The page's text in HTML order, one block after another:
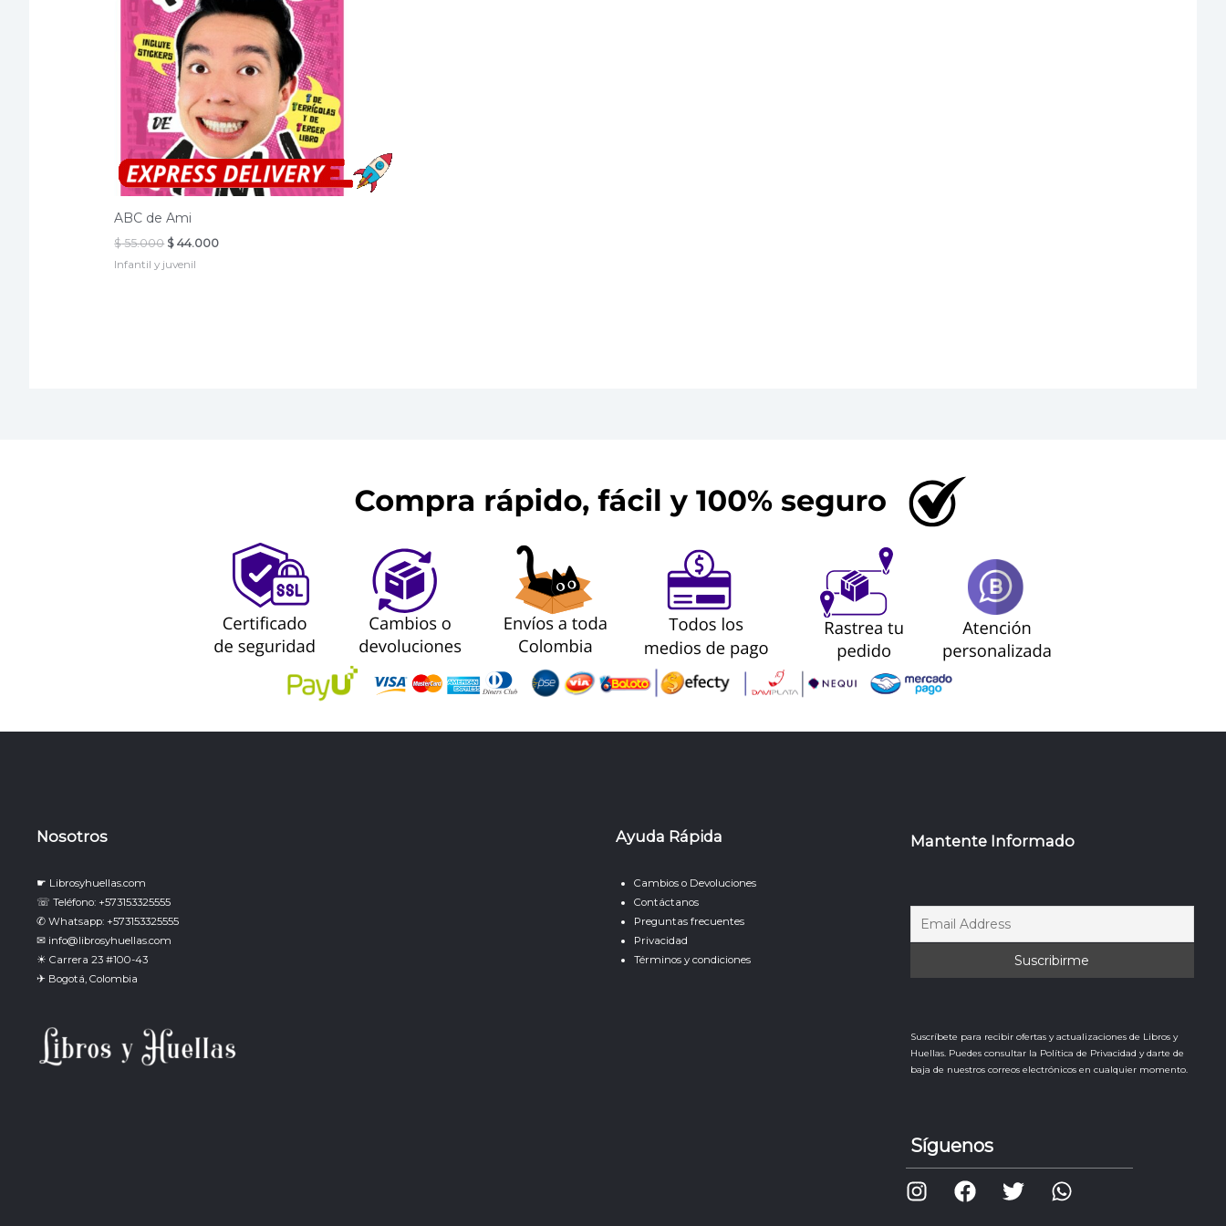
ABC de Ami
$55.000 El
original
$ 44.000El
Infantil y juvenil
Nosotros
☛ Librosyhuellas.com
☏ Teléfono: +573153325555
✆ Whatsapp: +573153325555
✉ info@librosyhuellas.com
☀ Carrera 23 #100-43
✈ Bogotá, Colombia
Ayuda Rápida
Cambios o Devoluciones
Contáctanos
Preguntas frecuentes
Privacidad
Términos y condiciones
Mantente Informado
Suscríbete para recibir ofertas y actualizaciones de Libros y
Huellas. Puedes consultar la Política de Privacidad y darte de
baja de nuestros correos electrónicos en cualquier momento.
Síguenos